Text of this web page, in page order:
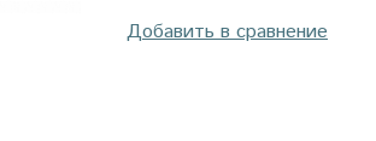
Добавить в сравнение